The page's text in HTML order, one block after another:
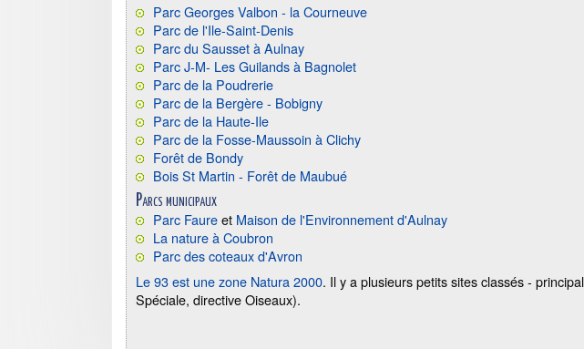
Parc Georges Valbon - la Courneuve
Parc de l'Ile-Saint-Denis
Parc du Sausset à Aulnay
Parc J-M- Les Guilands à Bagnolet
Parc de la Poudrerie
Parc de la Bergère - Bobigny
Parc de la Haute-Ile
Parc de la Fosse-Maussoin à Clichy
Forêt de Bondy
Bois St Martin - Forêt de Maubué
Parcs municipaux
Parc Faureet Maison de l'Environnement d'Aulnay
La nature à Coubron
Parc des coteaux d'Avron
Le 93 est une zone Natura 2000. Il y a plusieurs petits sites classés -
Spéciale, directive Oiseaux).